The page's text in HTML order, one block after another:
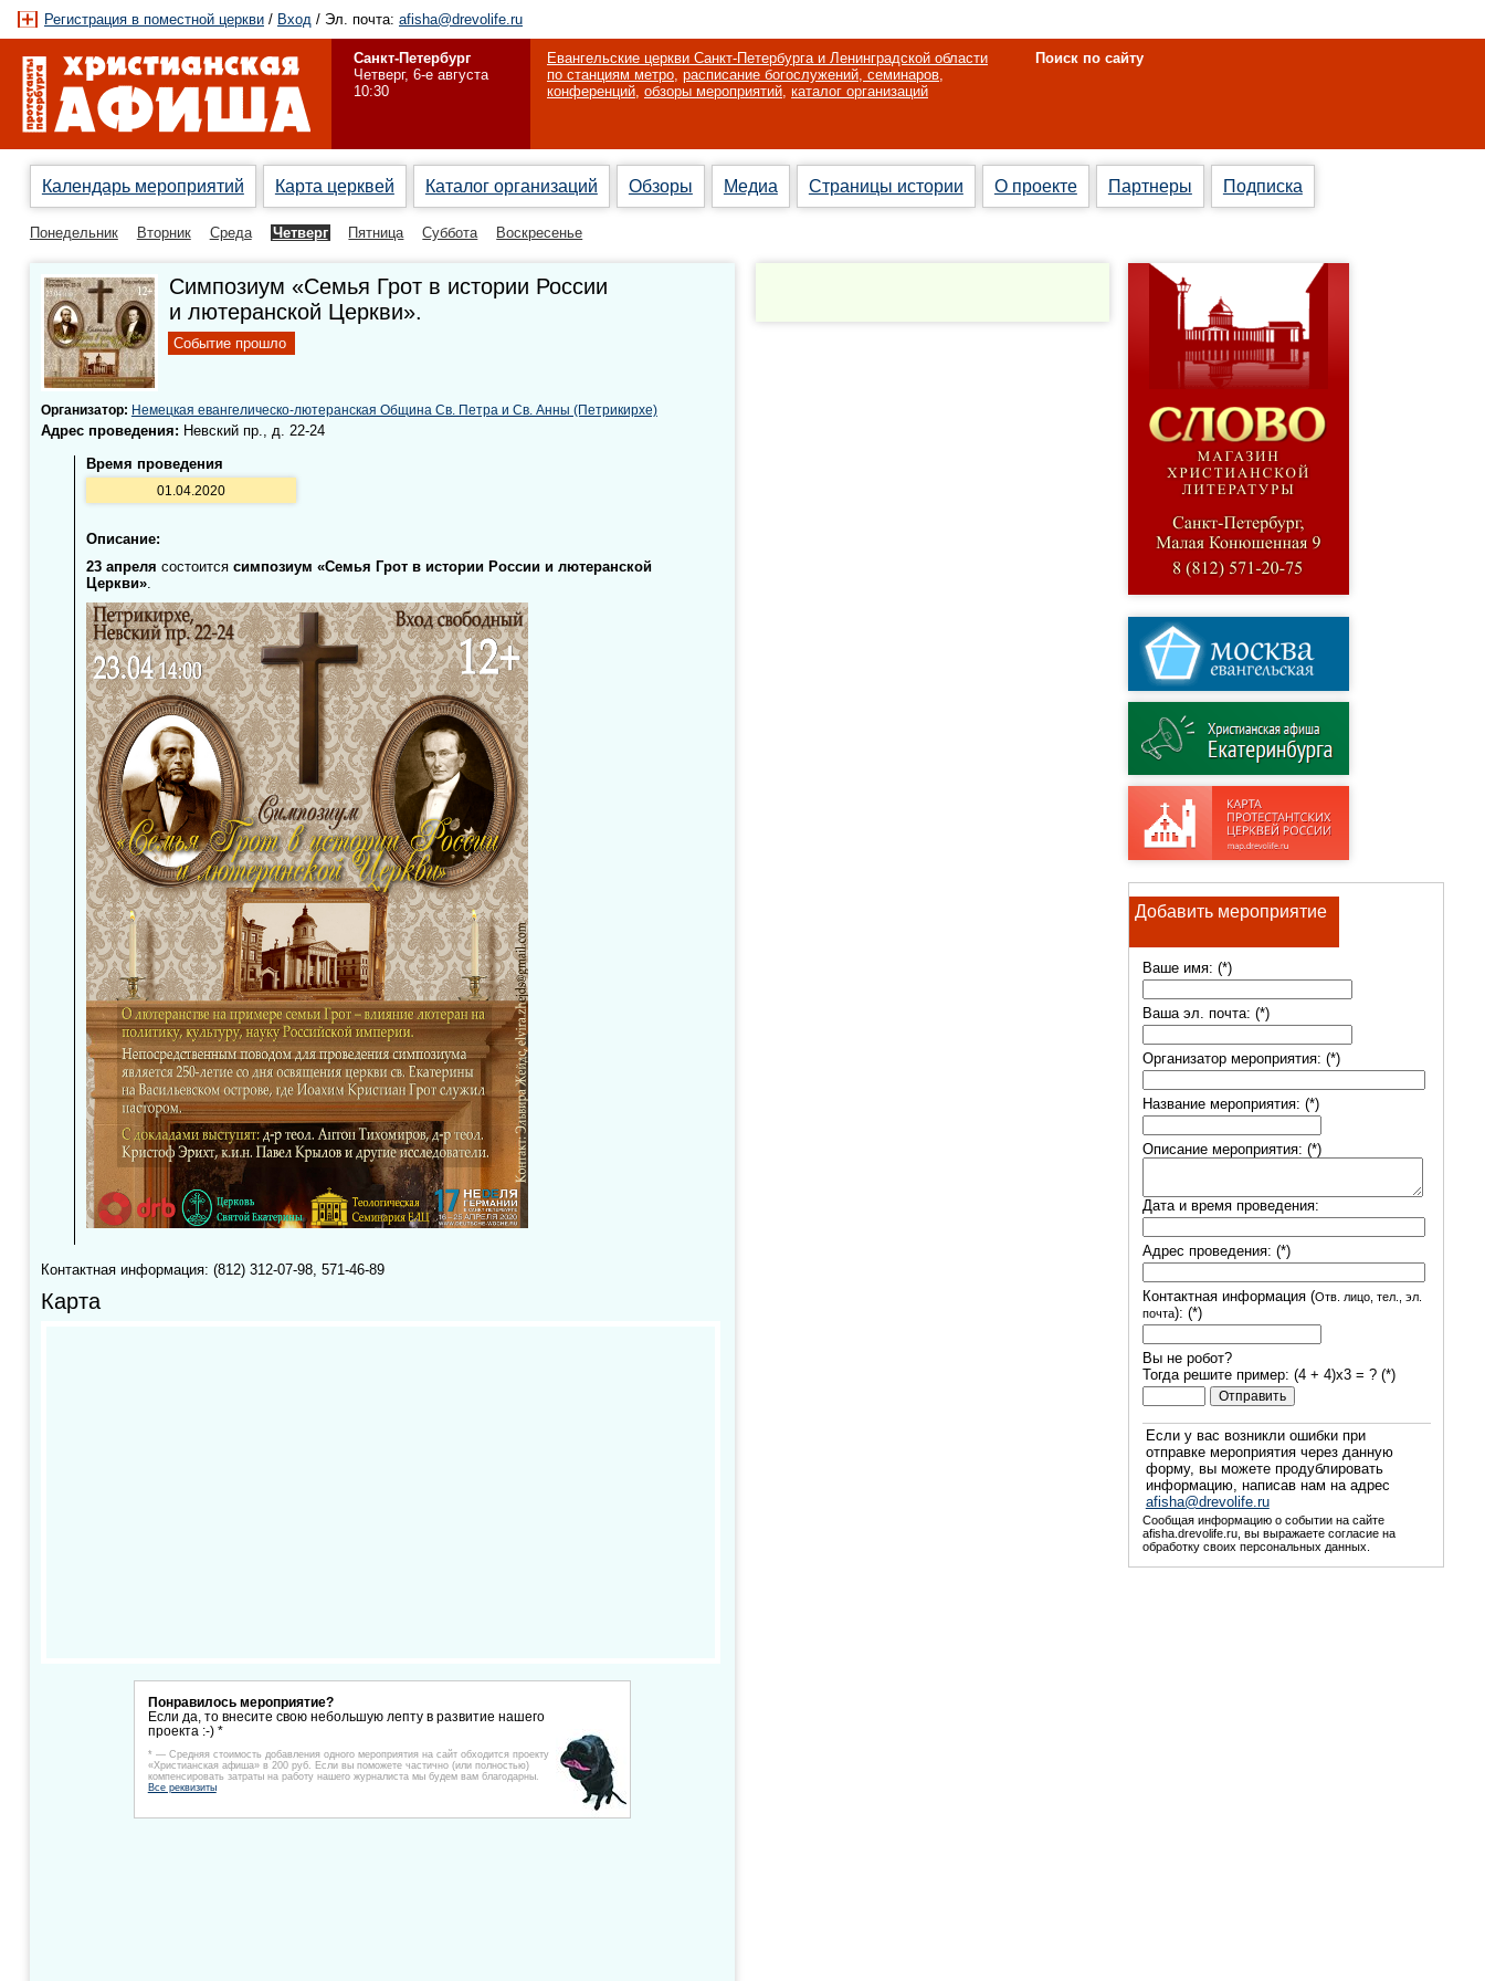
Регистрация в поместной церкви / Вход / Эл. почта: afisha@drevolife.ru
Санкт-Петербург
Четверг, 6-е августа
10:30
Евангельские церкви Санкт-Петербурга и Ленинградской области
по станциям метро, расписание богослужений, семинаров,
конференций, обзоры мероприятий, каталог организаций
Поиск по сайту
Календарь мероприятий Карта церквей Каталог организаций Обзоры Медиа Страницы истории О проекте Партнеры Подписка
Понедельник Вторник Среда Четверг Пятница Суббота Воскресенье
Симпозиум «Семья Грот в истории России
и лютеранской Церкви».
Событие прошло
Организатор: Немецкая евангелическо-лютеранская Община Св. Петра и Св. Анны (Петрикирхе)
Адрес проведения: Невский пр., д. 22-24
Время проведения
01.04.2020
Описание:
23 апреля состоится симпозиум «Семья Грот в истории России и лютеранской
Церкви».
Контактная информация: (812) 312-07-98, 571-46-89
Карта
Понравилось мероприятие?
Если да, то внесите свою небольшую лепту в развитие нашего
проекта :-) *
* — Средняя стоимость добавления одного мероприятия на сайт обходится проекту
«Христианская афиша» в 200 руб. Если вы поможете частично (или полностью)
компенсировать затраты на работу нашего журналиста мы будем вам благодарны.
Все реквизиты
Добавить мероприятие
Ваше имя: (*)
Ваша эл. почта: (*)
Организатор мероприятия: (*)
Название мероприятия: (*)
Описание мероприятия: (*)
Дата и время проведения:
Адрес проведения: (*)
Контактная информация (Отв. лицо, тел., эл.
почта): (*)
Вы не робот?
Тогда решите пример: (4 + 4)х3 = ? (*)
Если у вас возникли ошибки при
отправке мероприятия через данную
форму, вы можете продублировать
информацию, написав нам на адрес
afisha@drevolife.ru
Сообщая информацию о событии на сайте
afisha.drevolife.ru, вы выражаете согласие на
обработку своих персональных данных.